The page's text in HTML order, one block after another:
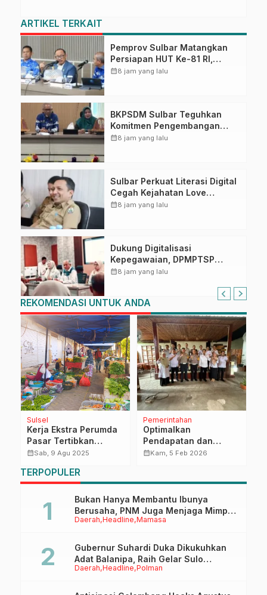
ARTIKEL TERKAIT
Pemprov Sulbar Matangkan
Persiapan HUT Ke-81 RI,
Puncak Upacara di Lapangan
calendar_month8 jam yang lalu
BKPSDM Sulbar Teguhkan
Komitmen Pengembangan
Kompetensi ASN melalui
calendar_month8 jam yang lalu
Sulbar Perkuat Literasi Digital
Cegah Kejahatan Love
Scamming
calendar_month8 jam yang lalu
Dukung Digitalisasi
Kepegawaian, DPMPTSP
Sulbar Siap Terapkan Aplikasi
calendar_month8 jam yang lalu
REKOMENDASI UNTUK ANDA
Sulsel
Kerja Ekstra Perumda
Pasar Tertibkan
Pedagang di
calendar_monthSab, 9 Agu 2025
Pemerintahan
Optimalkan
Pendapatan dan
Layanan, Bapenda
Dirlantas Polda dan
Jasa Raharja
calendar_monthKam, 5 Feb 2026
TERPOPULER
Daerah Headline Mamasa
Bukan Hanya Membantu Ibunya
Berusaha, PNM Juga Menjaga Mimpi
Anaknya Untuk Menggapai Cita-Cita
Daerah Headline Polman
Gubernur Suhardi Duka Dikukuhkan
Adat Balanipa, Raih Gelar Sulo
Tappidena